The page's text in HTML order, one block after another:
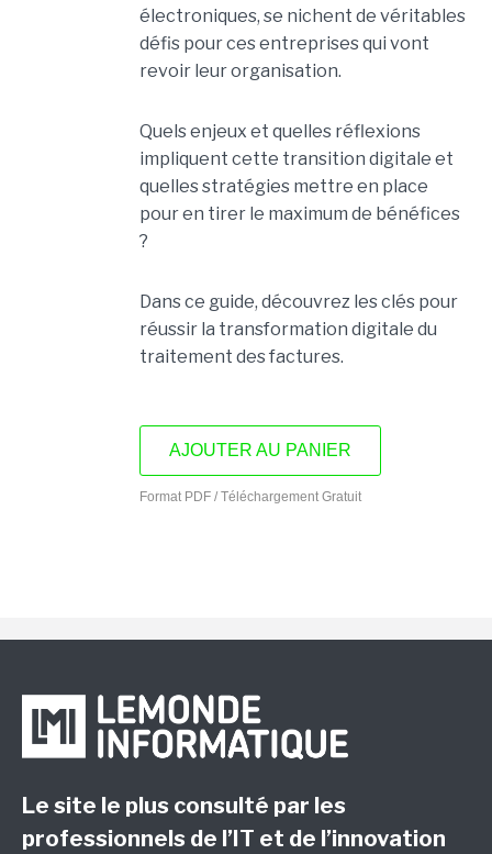
électroniques, se nichent de véritables
défis pour ces entreprises qui vont
revoir leur organisation.
Quels enjeux et quelles réflexions
impliquent cette transition digitale et
quelles stratégies mettre en place
pour en tirer le maximum de bénéfices
?
Dans ce guide, découvrez les clés pour
réussir la transformation digitale du
traitement des factures.
AJOUTER AU PANIER
Format PDF / Téléchargement Gratuit
Le site le plus consulté par les
professionnels de l’IT et de l’innovation